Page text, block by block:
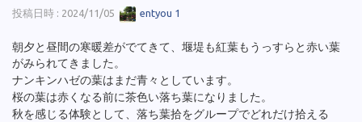
投稿日時 : 2024/11/05 entyou 1
朝夕と昼間の寒暖差がでてきて、堰堤も紅葉もうっすらと赤い葉
がみられてきました。
ナンキンハゼの葉はまだ青々としています。
桜の葉は赤くなる前に茶色い落ち葉になりました。
秋を感じる体験として、落ち葉拾をグループでどれだけ拾える